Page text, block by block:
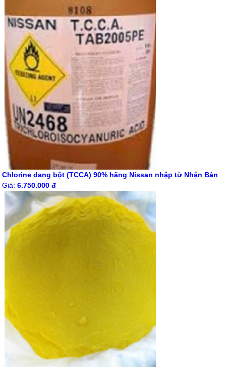
Chlorine dang bột (TCCA) 90% hãng Nissan nhập từ Nhận Bản
Giá:6.750.000 đ